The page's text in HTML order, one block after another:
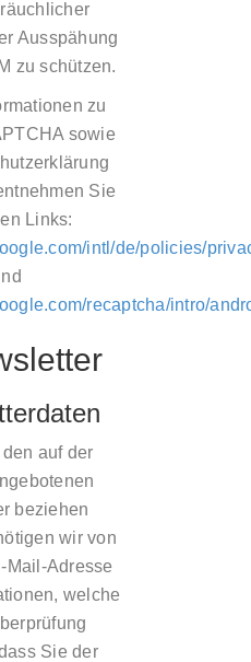
Ausspähung
zu schützen.
zu
sowie
Sie
Links:
intl/de/policies/
recaptcha/intro/
auf der
beziehen
wir von
Mail-Adresse
welche
Sie der